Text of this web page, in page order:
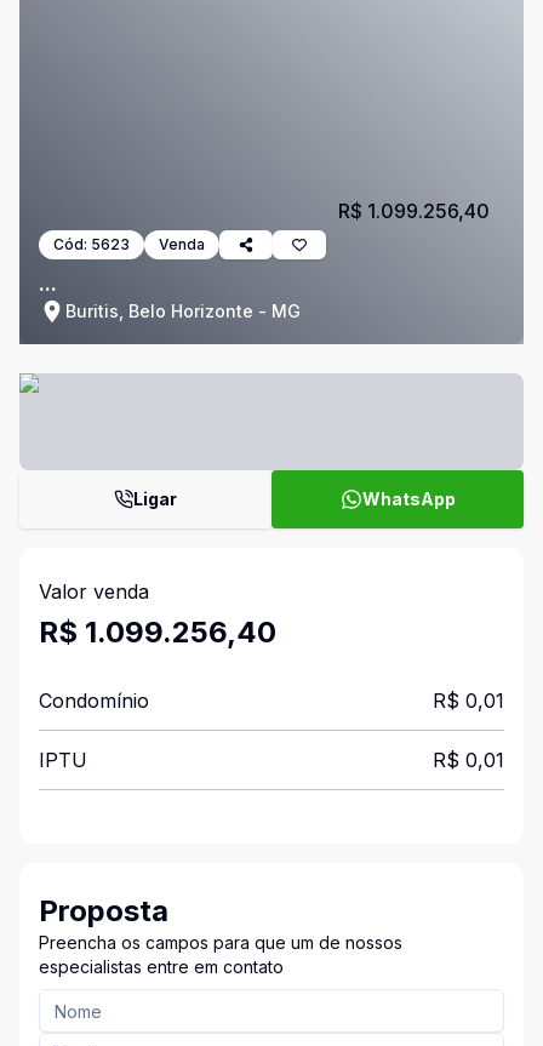
Cód: 5623 Venda
...
Buritis, Belo Horizonte - MG
R$ 1.099.256,40
Ligar WhatsApp
Valor venda
R$ 1.099.256,40
Condomínio R$ 0,01
IPTU R$ 0,01
Proposta
Preencha os campos para que um de nossos
especialistas entre em contato